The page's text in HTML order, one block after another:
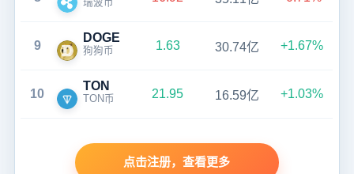
瑞波币
9
DOGE
狗狗币 1.63 30.74亿 +1.67%
10
TON
TON币 21.95 16.59亿 +1.03%
点击注册，查看更多